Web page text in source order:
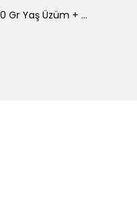
100 Gr Anason Yağı + 10 Gr Yaş Üzüm + 250 Gr Gliserin